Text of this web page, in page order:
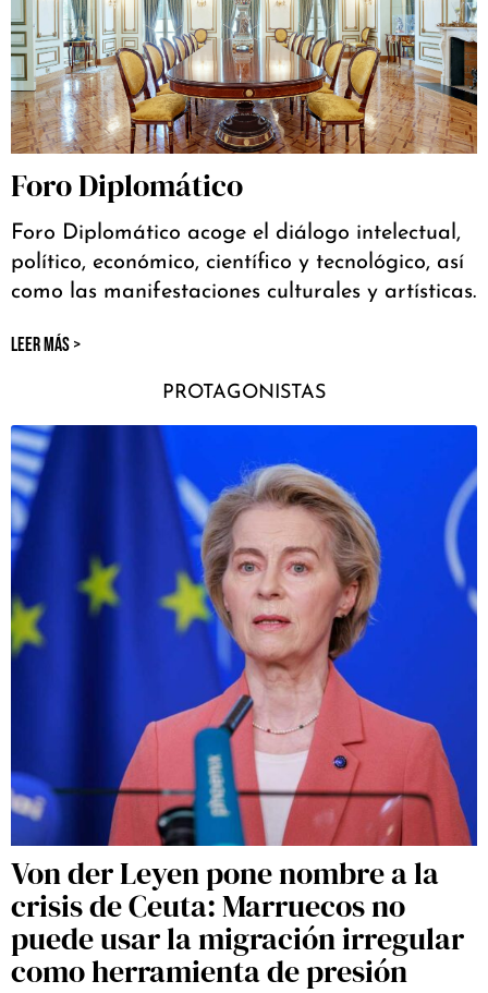
Foro Diplomático
Foro Diplomático acoge el diálogo intelectual,
político, económico, científico y tecnológico, así
como las manifestaciones culturales y artísticas.
LEER MÁS >
PROTAGONISTAS
Von der Leyen pone nombre a la
crisis de Ceuta: Marruecos no
puede usar la migración irregular
como herramienta de presión